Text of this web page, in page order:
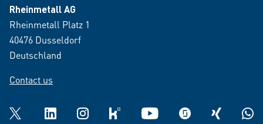
Rheinmetall AG
Rheinmetall Platz 1
40476 Dusseldorf
Deutschland
Contact us
Twitter LinkedInInstagramkununu YouTube glassdoorXING